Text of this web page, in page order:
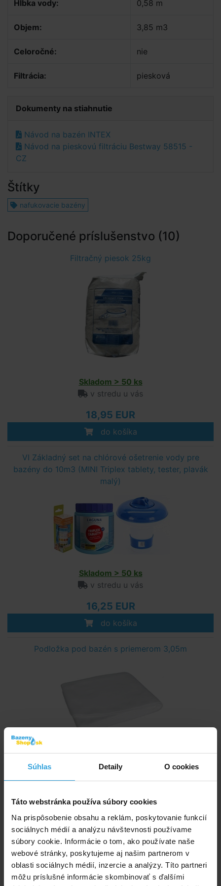
Súhlas Detaily O cookies
Táto webstránka používa súbory cookies
Na prispôsobenie obsahu a reklám, poskytovanie funkcií
sociálnych médií a analýzu návštevnosti používame
súbory cookie. Informácie o tom, ako používate naše
webové stránky, poskytujeme aj našim partnerom v
oblasti sociálnych médií, inzercie a analýzy. Títo partneri
môžu príslušné informácie skombinovať s ďalšími
Hĺbka vody: 0,58 m
Objem: 3,85 m3
Celoročné: nie
Filtrácia: piesková
Dokumenty na stiahnutie
Návod na bazén INTEX
Návod na pieskovú filtráciu Bestway 58515 -
CZ
Štítky
nafukovacie bazény
Doporučené príslušenstvo (10)
Filtračný piesok 25kg
Skladom > 50 ks
v stredu u vás
18,95 EUR
do košíka
VI Základný set na chlórové ošetrenie vody pre
bazény do 10m3 (MINI Triplex tablety, tester, plavák
malý)
Skladom > 50 ks
v stredu u vás
16,25 EUR
do košíka
Podložka pod bazén s priemerom 3,05m
Skladom > 50 ks
v stredu u vás
do košíka
Krycia plachta na bazén INTEX priemeru 3,05m - ľahká